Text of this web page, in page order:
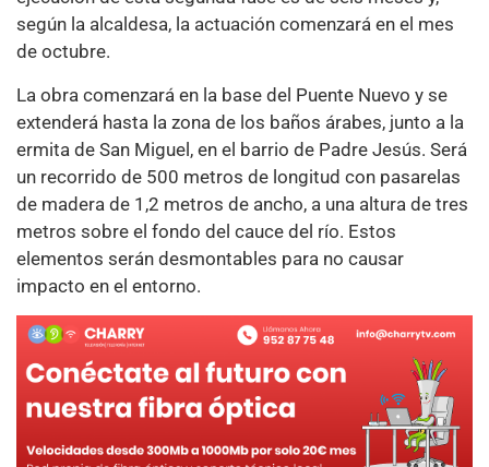
según la alcaldesa, la actuación comenzará en el mes
de octubre.
La obra comenzará en la base del Puente Nuevo y se
extenderá hasta la zona de los baños árabes, junto a la
ermita de San Miguel, en el barrio de Padre Jesús. Será
un recorrido de 500 metros de longitud con pasarelas
de madera de 1,2 metros de ancho, a una altura de tres
metros sobre el fondo del cauce del río. Estos
elementos serán desmontables para no causar
impacto en el entorno.